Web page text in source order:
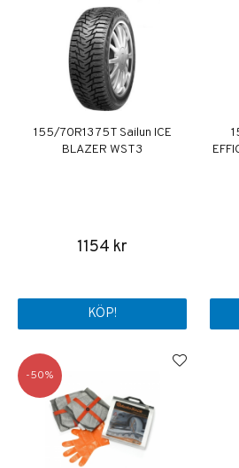
155/70R13 75T Sailun ICE
BLAZER WST3
1154 kr
KÖP!
50